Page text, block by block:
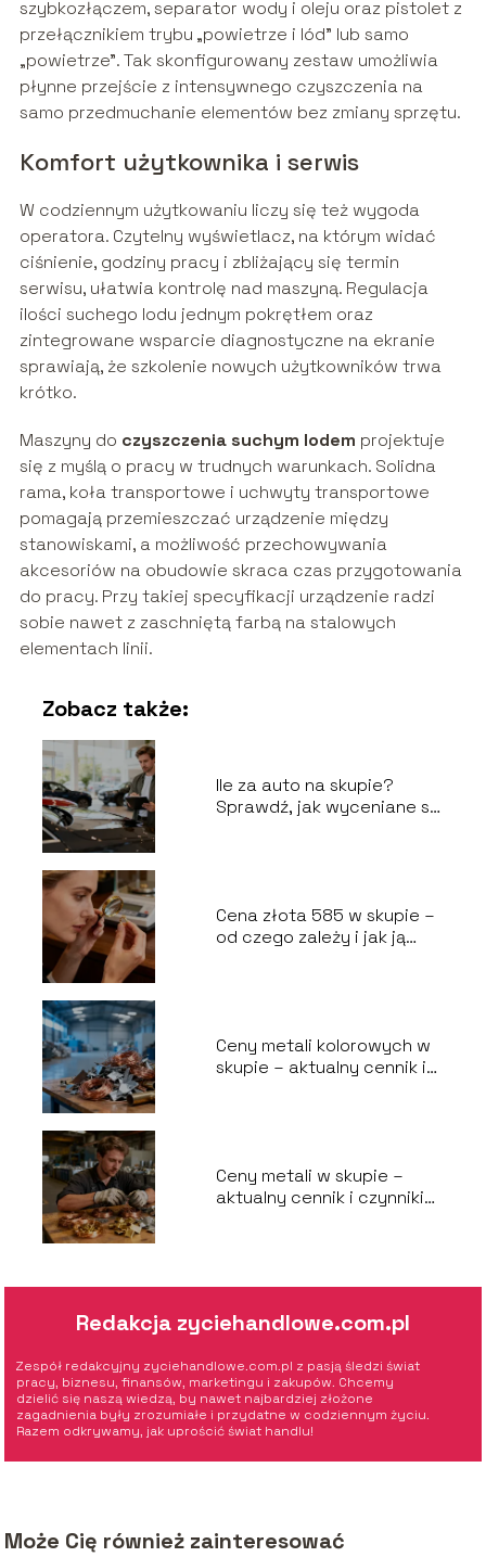
szybkozłączem, separator wody i oleju oraz pistolet z
przełącznikiem trybu „powietrze i lód” lub samo
„powietrze”. Tak skonfigurowany zestaw umożliwia
płynne przejście z intensywnego czyszczenia na
samo przedmuchanie elementów bez zmiany sprzętu.
Komfort użytkownika i serwis
W codziennym użytkowaniu liczy się też wygoda
operatora. Czytelny wyświetlacz, na którym widać
ciśnienie, godziny pracy i zbliżający się termin
serwisu, ułatwia kontrolę nad maszyną. Regulacja
ilości suchego lodu jednym pokrętłem oraz
zintegrowane wsparcie diagnostyczne na ekranie
sprawiają, że szkolenie nowych użytkowników trwa
krótko.
Maszyny do czyszczenia suchym lodem projektuje
się z myślą o pracy w trudnych warunkach. Solidna
rama, koła transportowe i uchwyty transportowe
pomagają przemieszczać urządzenie między
stanowiskami, a możliwość przechowywania
akcesoriów na obudowie skraca czas przygotowania
do pracy. Przy takiej specyfikacji urządzenie radzi
sobie nawet z zaschniętą farbą na stalowych
elementach linii.
Zobacz także:
Ile za auto na skupie?
Sprawdź, jak wyceniane są
Cena złota 585 w skupie –
od czego zależy i jak ją
Ceny metali kolorowych w
skupie – aktualny cennik i
Ceny metali w skupie –
aktualny cennik i czynniki
Redakcja zyciehandlowe.com.pl
Zespół redakcyjny zyciehandlowe.com.pl z pasją śledzi świat
pracy, biznesu, finansów, marketingu i zakupów. Chcemy
dzielić się naszą wiedzą, by nawet najbardziej złożone
zagadnienia były zrozumiałe i przydatne w codziennym życiu.
Razem odkrywamy, jak uprościć świat handlu!
Może Cię również zainteresować